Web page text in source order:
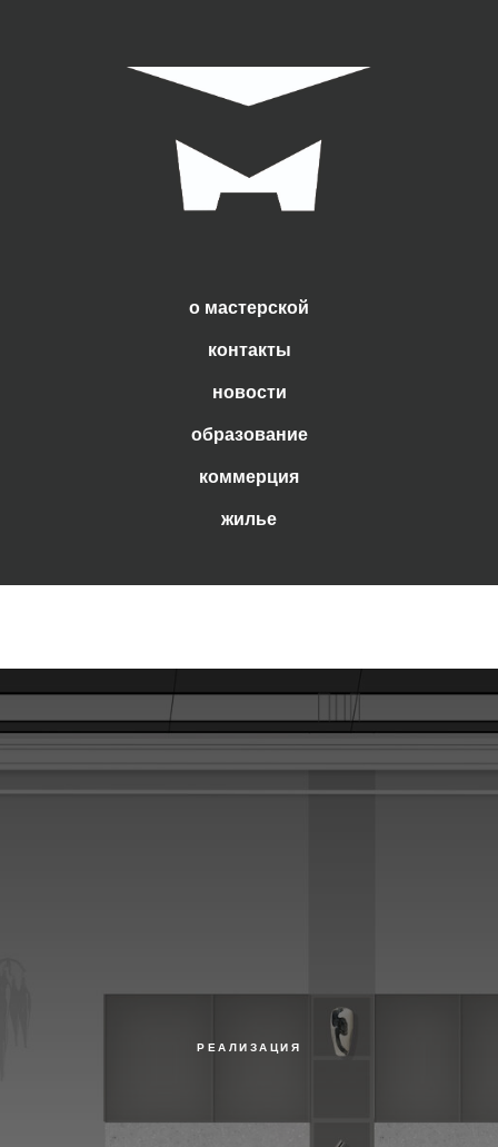
о мастерской
контакты
новости
образование
коммерция
жилье
РЕАЛИЗАЦИЯ